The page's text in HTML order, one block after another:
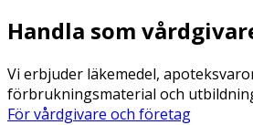
Handla som
Vi erbjuder läkemedel,
förbrukningsmaterial och
För vårdgivare och företag